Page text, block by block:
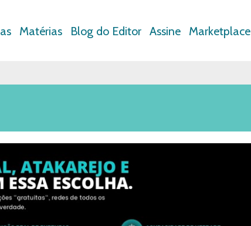
Matérias Blog do Editor Assine Marketplace